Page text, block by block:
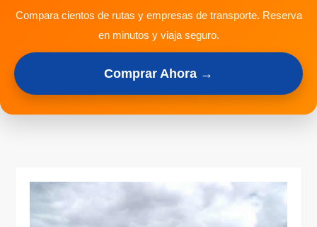
Compara cientos de rutas y empresas de transporte. Reserva
en minutos y viaja seguro.
Comprar Ahora →